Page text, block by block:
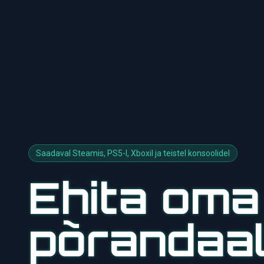
Saadaval Steamis, PS5-l, Xboxil ja teistel konsoolidel
Ehita oma